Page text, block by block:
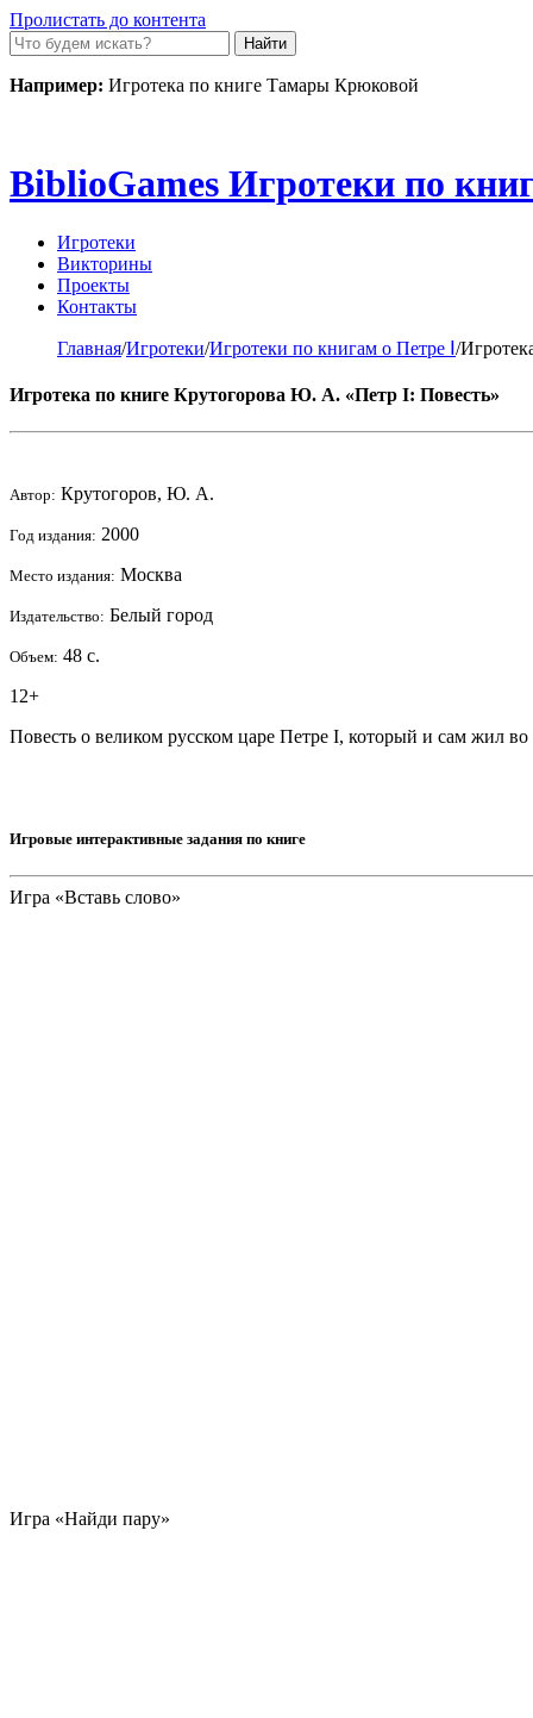
Пролистать до контента
Например: Игротека по книге Тамары Крюковой
BiblioGames Игротеки по
Игротеки
Викторины
Проекты
Контакты
Главная/Игротеки/Игротеки по книгам о Петре Ⅰ /
Игротека по книге Крутогорова Ю. А. «Петр I: Повесть»
Автор: Крутогоров, Ю. А.
Год издания: 2000
Место издания: Москва
Издательство: Белый город
Объем: 48 с.
12+
Повесть о великом русском царе Петре I, который и сам жил
Игровые интерактивные задания по книге
Игра «Вставь слово»
Игра «Найди пару»